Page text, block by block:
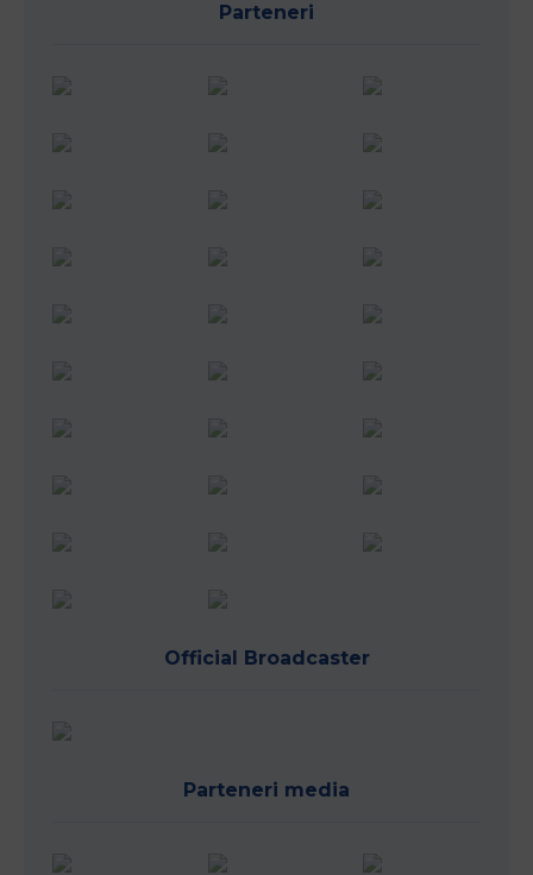
Parteneri
Official Broadcaster
Parteneri media